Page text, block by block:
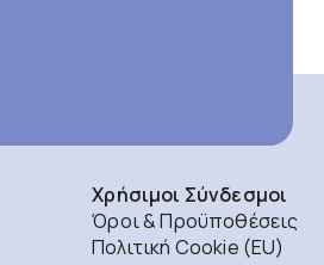
Χρήσιμοι Σύνδεσμοι
Όροι & Προϋποθέσεις
Πολιτική Cookie (EU)